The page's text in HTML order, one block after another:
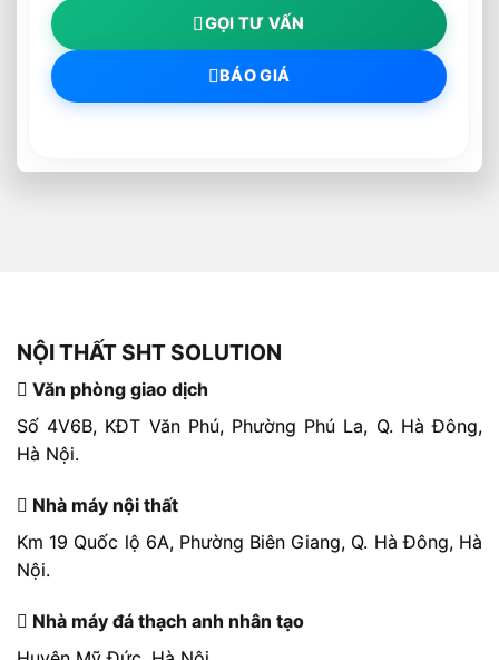
GỌI TƯ VẤN
BÁO GIÁ
NỘI THẤT SHT SOLUTION
Văn phòng giao dịch
Số 4V6B, KĐT Văn Phú, Phường Phú La, Q. Hà Đông,
Hà Nội.
Nhà máy nội thất
Km 19 Quốc lộ 6A, Phường Biên Giang, Q. Hà Đông, Hà
Nội.
Nhà máy đá thạch anh nhân tạo